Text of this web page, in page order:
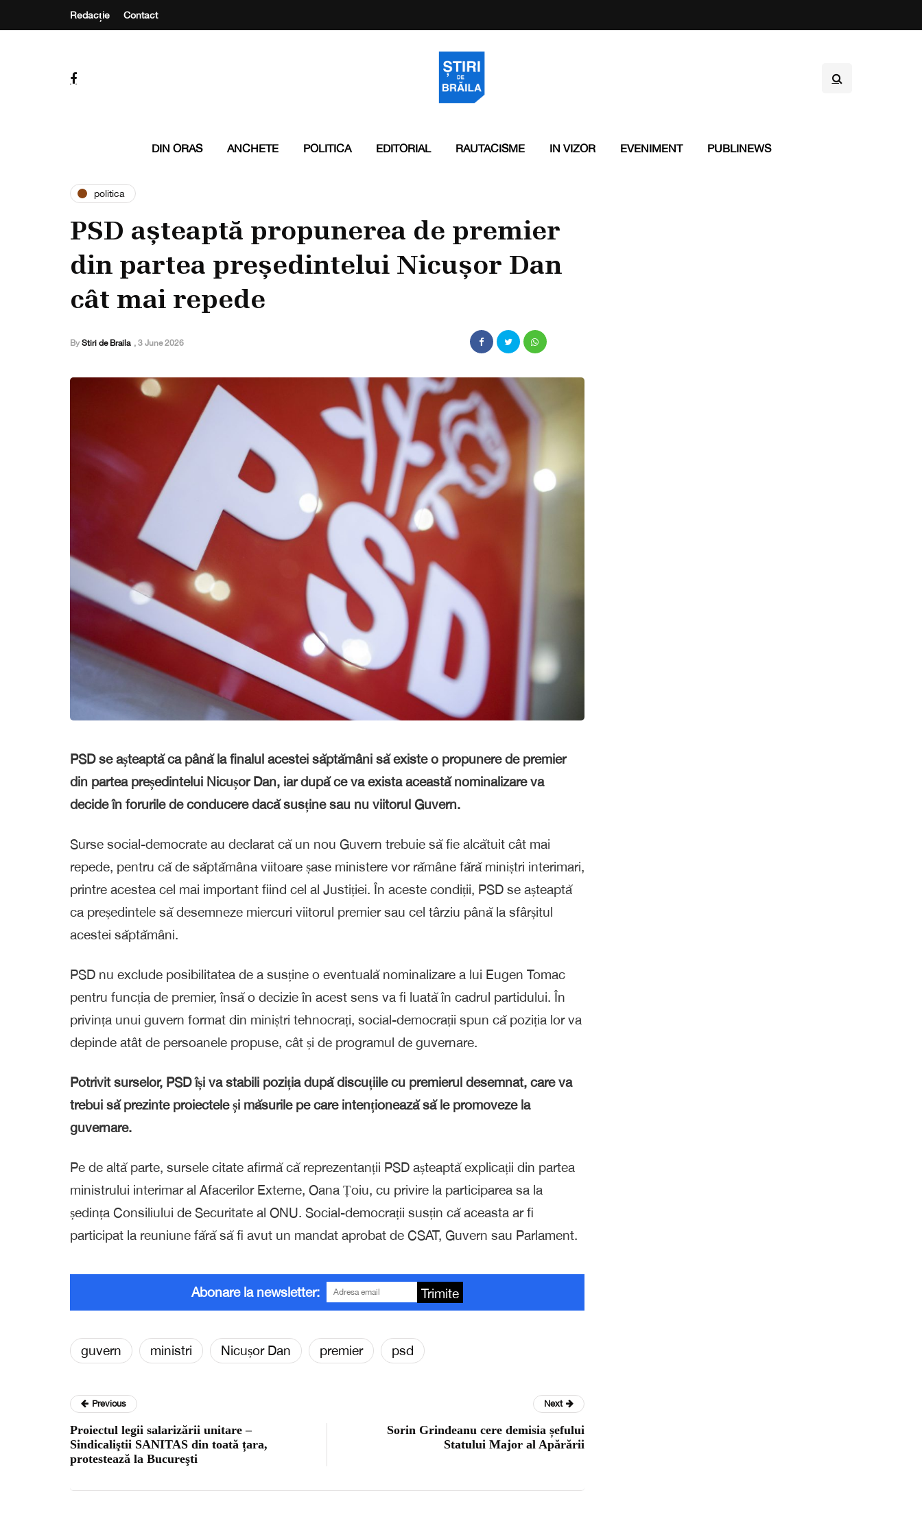
Redacție Contact
DIN ORAS ANCHETE POLITICA EDITORIAL RAUTACISME IN VIZOR EVENIMENT PUBLINEWS
politica
PSD așteaptă propunerea de premier
din partea președintelui Nicușor Dan
cât mai repede
By Stiri de Braila , 3 June 2026
PSD se așteaptă ca până la finalul acestei săptămâni să existe o propunere de premier
din partea președintelui Nicușor Dan, iar după ce va exista această nominalizare va
decide în forurile de conducere dacă susține sau nu viitorul Guvern.
Surse social-democrate au declarat că un nou Guvern trebuie să fie alcătuit cât mai
repede, pentru că de săptămâna viitoare șase ministere vor rămâne fără miniștri interimari,
printre acestea cel mai important fiind cel al Justiției. În aceste condiții, PSD se așteaptă
ca președintele să desemneze miercuri viitorul premier sau cel târziu până la sfârșitul
acestei săptămâni.
PSD nu exclude posibilitatea de a susține o eventuală nominalizare a lui Eugen Tomac
pentru funcția de premier, însă o decizie în acest sens va fi luată în cadrul partidului. În
privința unui guvern format din miniștri tehnocrați, social-democrații spun că poziția lor va
depinde atât de persoanele propuse, cât și de programul de guvernare.
Potrivit surselor, PSD își va stabili poziția după discuțiile cu premierul desemnat, care va
trebui să prezinte proiectele și măsurile pe care intenționează să le promoveze la
guvernare.
Pe de altă parte, sursele citate afirmă că reprezentanții PSD așteaptă explicații din partea
ministrului interimar al Afacerilor Externe, Oana Țoiu, cu privire la participarea sa la
ședința Consiliului de Securitate al ONU. Social-democrații susțin că aceasta ar fi
participat la reuniune fără să fi avut un mandat aprobat de CSAT, Guvern sau Parlament.
Abonare la newsletter: Trimite
guvern ministri Nicușor Dan premier psd
Previous
Proiectul legii salarizării unitare –
Sindicaliştii SANITAS din toată țara,
protestează la Bucureşti
Next
Sorin Grindeanu cere demisia șefului
Statului Major al Apărării